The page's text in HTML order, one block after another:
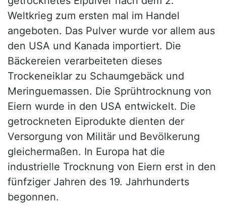
Weltkrieg zum ersten mal im Handel
angeboten. Das Pulver wurde vor allem aus
den USA und Kanada importiert. Die
Bäckereien verarbeiteten dieses
Trockeneiklar zu Schaumgebäck und
Meringuemassen. Die Sprühtrocknung von
Eiern wurde in den USA entwickelt. Die
getrockneten Eiprodukte dienten der
Versorgung von Militär und Bevölkerung
gleichermaßen. In Europa hat die
industrielle Trocknung von Eiern erst in den
fünfziger Jahren des 19. Jahrhunderts
begonnen.